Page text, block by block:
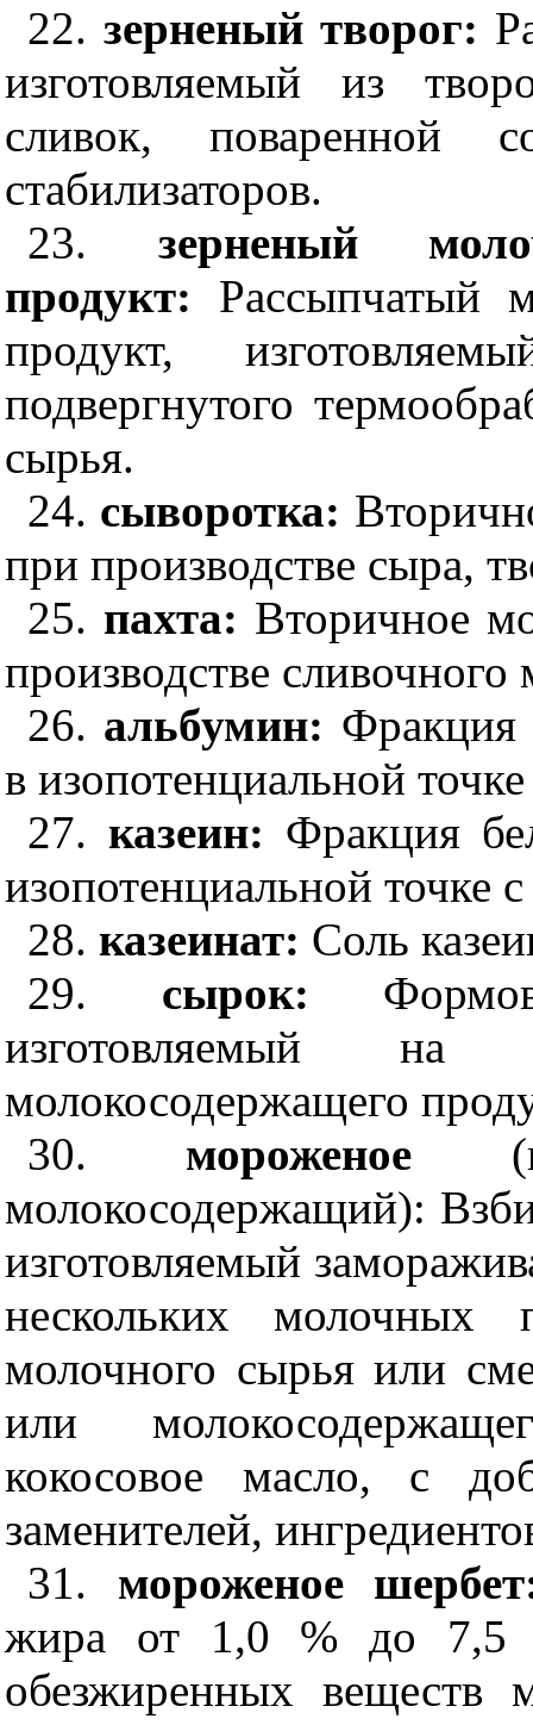
22. зерненый творог:
изготовляемый из
сливок, поваренной
стабилизаторов.
23. зерненый
продукт:
Рассыпчатый
продукт,
подвергнутого
сырья.
24. сыворотка:
при производстве сыра,
25. пахта: Вторичное
производстве сливочного
26. альбумин: Фракция
в изопотенциальной
27. казеин: Фракция
изопотенциальной точке
28. казеинат: Соль
29. сырок:
изготовляемый
молокосодержащего
30. мороженое
молокосодержащий):
изготовляемый
нескольких молочных
молочного сырья или
или
кокосовое масло, с
заменителей,
31. мороженое
жира от 1,0 % до 7,5
обезжиренных